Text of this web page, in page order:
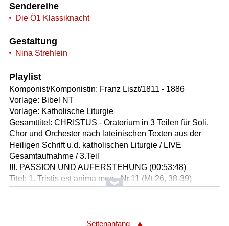
Sendereihe
Die Ö1 Klassiknacht
Gestaltung
Nina Strehlein
Playlist
Komponist/Komponistin: Franz Liszt/1811 - 1886
Vorlage: Bibel NT
Vorlage: Katholische Liturgie
Gesamttitel: CHRISTUS - Oratorium in 3 Teilen für Soli,
Chor und Orchester nach lateinischen Texten aus der
Heiligen Schrift u.d. katholischen Liturgie / LIVE
Gesamtaufnahme / 3.Teil
III. PASSION UND AUFERSTEHUNG (00:53:48)
Titel: 1. Tristis est anima mea - Nr.11 (Mt 26, 38-39)
/Bariton, Orchester (00:14:02)
Titel: 3. Osterhymne - Nr.13 : Alleluja I filii et filiae Rex
Seitenanfang